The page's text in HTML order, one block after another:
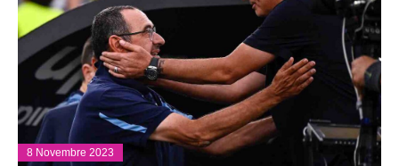
8 Novembre 2023